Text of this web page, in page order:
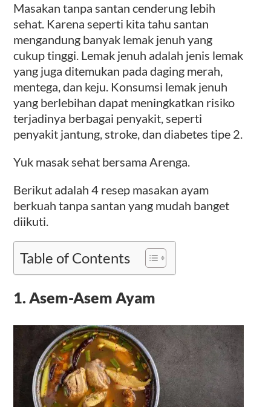
Masakan tanpa santan cenderung lebih
sehat. Karena seperti kita tahu santan
mengandung banyak lemak jenuh yang
cukup tinggi. Lemak jenuh adalah jenis lemak
yang juga ditemukan pada daging merah,
mentega, dan keju. Konsumsi lemak jenuh
yang berlebihan dapat meningkatkan risiko
terjadinya berbagai penyakit, seperti
penyakit jantung, stroke, dan diabetes tipe 2.
Yuk masak sehat bersama Arenga.
Berikut adalah 4 resep masakan ayam
berkuah tanpa santan yang mudah banget
diikuti.
Table of Contents
1. Asem-Asem Ayam